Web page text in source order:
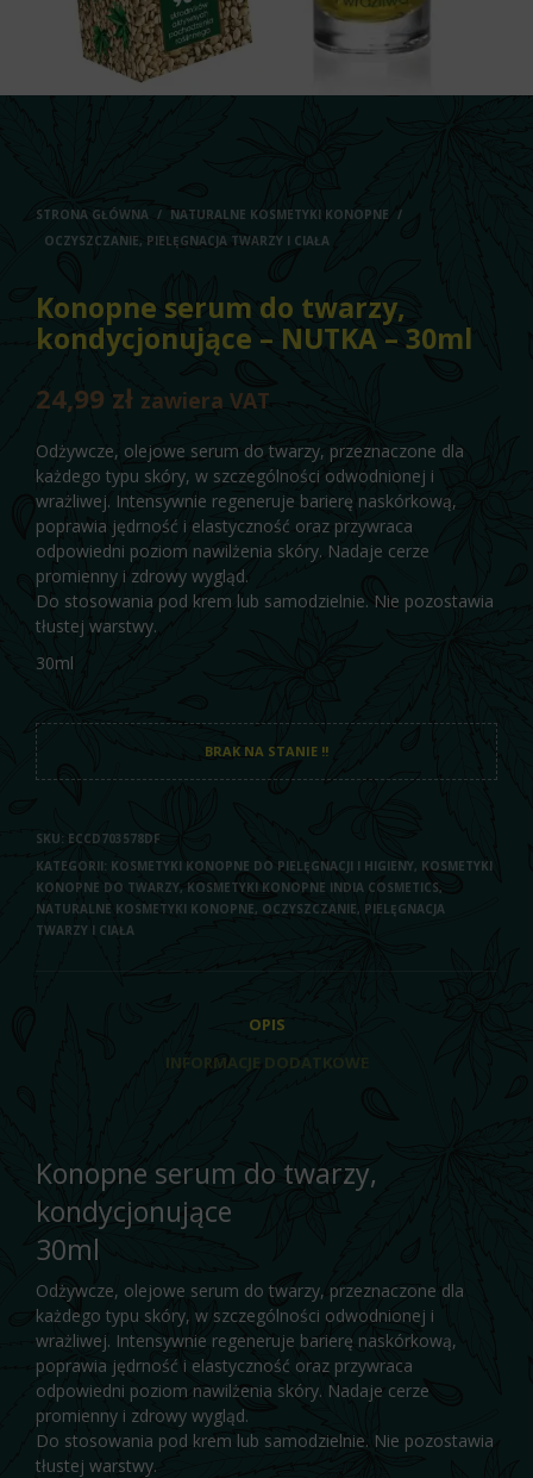
STRONA GŁÓWNA / NATURALNE KOSMETYKI KONOPNE /
OCZYSZCZANIE, PIELĘGNACJA TWARZY I CIAŁA
Konopne serum do twarzy,
kondycjonujące – NUTKA – 30ml
24,99 zł zawiera VAT
Odżywcze, olejowe serum do twarzy, przeznaczone dla
każdego typu skóry, w szczególności odwodnionej i
wrażliwej. Intensywnie regeneruje barierę naskórkową,
poprawia jędrność i elastyczność oraz przywraca
odpowiedni poziom nawilżenia skóry. Nadaje cerze
promienny i zdrowy wygląd.
Do stosowania pod krem lub samodzielnie. Nie pozostawia
tłustej warstwy.
30ml
BRAK NA STANIE !!
SKU: ECCD703578DF
KATEGORII: KOSMETYKI KONOPNE DO PIELĘGNACJI I HIGIENY, KOSMETYKI
KONOPNE DO TWARZY, KOSMETYKI KONOPNE INDIA COSMETICS,
NATURALNE KOSMETYKI KONOPNE, OCZYSZCZANIE, PIELĘGNACJA
TWARZY I CIAŁA
OPIS
INFORMACJE DODATKOWE
Konopne serum do twarzy,
kondycjonujące
30ml
Odżywcze, olejowe serum do twarzy, przeznaczone dla
każdego typu skóry, w szczególności odwodnionej i
wrażliwej. Intensywnie regeneruje barierę naskórkową,
poprawia jędrność i elastyczność oraz przywraca
odpowiedni poziom nawilżenia skóry. Nadaje cerze
promienny i zdrowy wygląd.
Do stosowania pod krem lub samodzielnie. Nie pozostawia
tłustej warstwy.